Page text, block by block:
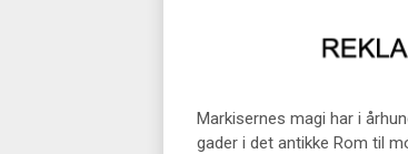
Markisernes magi har i
gader i det antikke Rom til